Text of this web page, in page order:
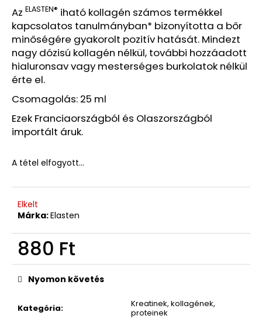
Az ELASTEN® iható kollagén számos termékkel
kapcsolatos tanulmányban* bizonyította a bőr
minőségére gyakorolt pozitív hatását. Mindezt
nagy dózisú kollagén nélkül, további hozzáadott
hialuronsav vagy mesterséges burkolatok nélkül
érte el.
Csomagolás: 25 ml
Ezek Franciaországból és Olaszországból
importált áruk.
A tétel elfogyott…
Elkelt
Márka:Elasten
880 Ft
Egységár:
Kategória:
Kreatinek, kollagének,
proteinek
Nyomon követés
GYÜMÖLCS
4,25
G
340
Ft
Korábbi:
1
220
Ft